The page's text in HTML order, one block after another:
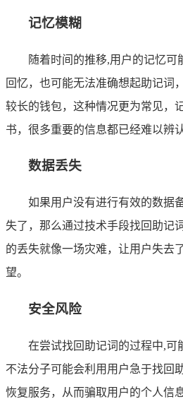
记忆模糊
随着时间的推移,用户的记忆可
回忆，也可能无法准确想起助记词
较长的钱包，这种情况更为常见，
书，很多重要的信息都已经难以辨认
数据丢失
如果用户没有进行有效的数据
失了，那么通过技术手段找回助记
的丢失就像一场灾难，让用户失去
望。
安全风险
在尝试找回助记词的过程中,可
不法分子可能会利用用户急于找回
恢复服务，从而骗取用户的个人信